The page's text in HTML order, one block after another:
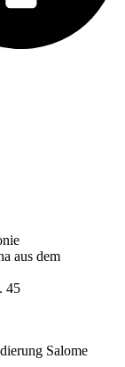
aus dem
45
Salome